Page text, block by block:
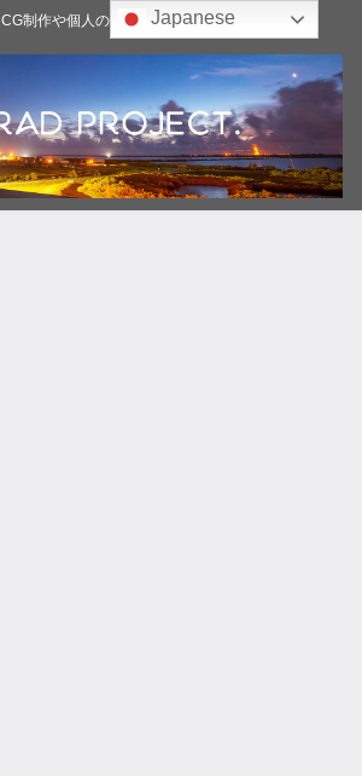
CG制作や個人の雑記ブログJapanese